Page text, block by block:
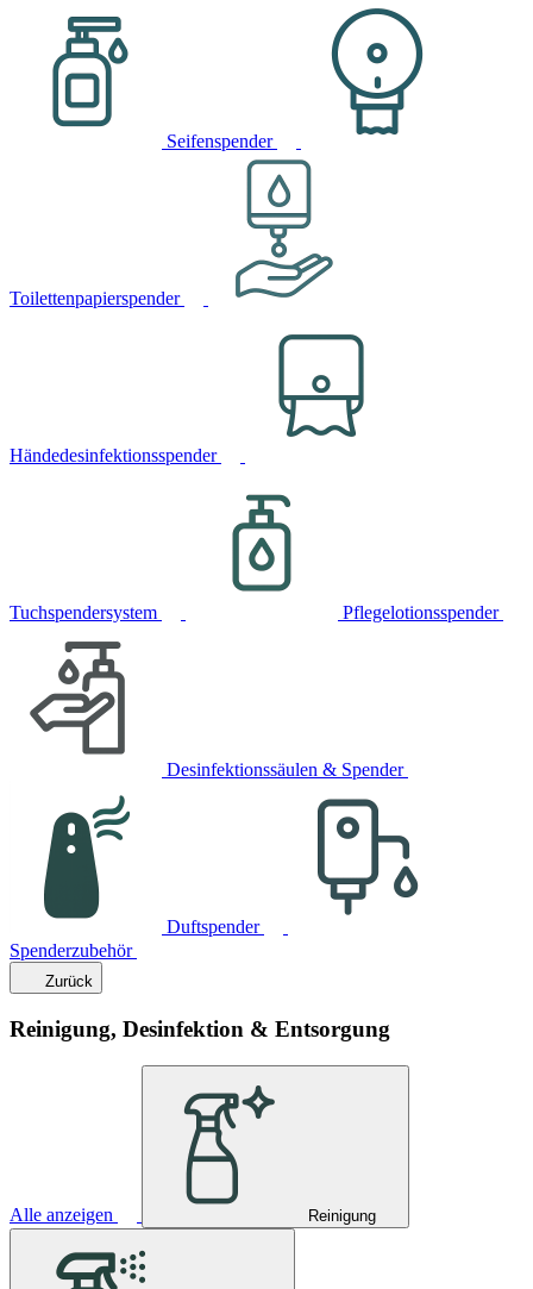
Seifenspender
Toilettenpapierspender
Händedesinfektionsspender
Tuchspendersystem Pflegelotionsspender
Desinfektionssäulen & Spender
Duftspender
Spenderzubehör
Zurück
Reinigung, Desinfektion & Entsorgung
Alle anzeigen Reinigung